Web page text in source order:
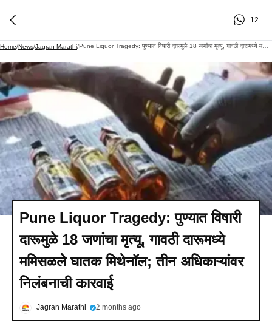
12
Home/News/Jagran Marathi/ Pune Liquor Tragedy: पुण्यात विषारी दारूमुळे 18 जणांचा मृत्यू, गावठी दारूमध्ये ममिसळले घातक मिथेनॉल; तीन अधिकाऱ्यांवर निलंबनाची कारवाई
Pune Liquor Tragedy: पुण्यात विषारी
दारूमुळे 18 जणांचा मृत्यू, गावठी दारूमध्ये
ममिसळले घातक मिथेनॉल; तीन अधिकाऱ्यांवर
निलंबनाची कारवाई
Jagran Marathi 2 months ago